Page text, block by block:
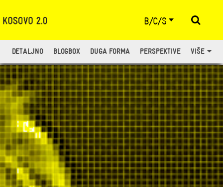
B/C/S
DETALJNO BLOGBOX DUGA FORMA PERSPEKTIVE VIŠE